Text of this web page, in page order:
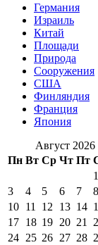
Германия
Израиль
Китай
Площади
Природа
Сооружения
США
Финляндия
Франция
Япония
Август 2026
Пн Вт Ср Чт Пт
1
3
4 5 6 7 8
10 11 12 13 14
17 18 19 20 21
24 25 26 27 28